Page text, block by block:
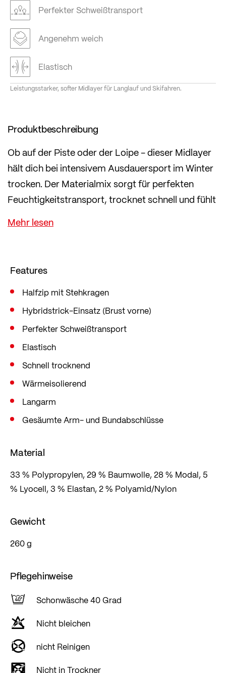
Perfekter Schweißtransport
Angenehm weich
Elastisch
Leistungsstarker, softer Midlayer für Langlauf und Skifahren.
Produktbeschreibung
Ob auf der Piste oder der Loipe - dieser Midlayer
hält dich bei intensivem Ausdauersport im Winter
trocken. Der Materialmix sorgt für perfekten
Feuchtigkeitstransport, trocknet schnell und fühlt
sich angenehm weich an.
Im sportlichen Slim Fit, der eng am Körper anliegt
Österreich.
Features
Halfzip mit Stehkragen
Hybridstrick-Einsatz (Brust vorne)
Perfekter Schweißtransport
Elastisch
Schnell trocknend
Wärmeisolierend
Langarm
Gesäumte Arm- und Bundabschlüsse
Material
33 % Polypropylen, 29 % Baumwolle, 28 % Modal, 5
% Lyocell, 3 % Elastan, 2 % Polyamid/Nylon
Gewicht
260 g
Pflegehinweise
Schonwäsche 40 Grad
Nicht bleichen
nicht Reinigen
Nicht in Trockner